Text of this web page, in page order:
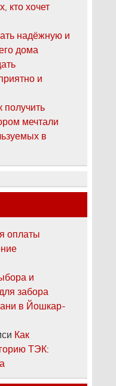
кто хочет
надёжную и
дома
и
получить
мечтали
в
оплаты
и
забора
в Йошкар-
Как
ТЭК: